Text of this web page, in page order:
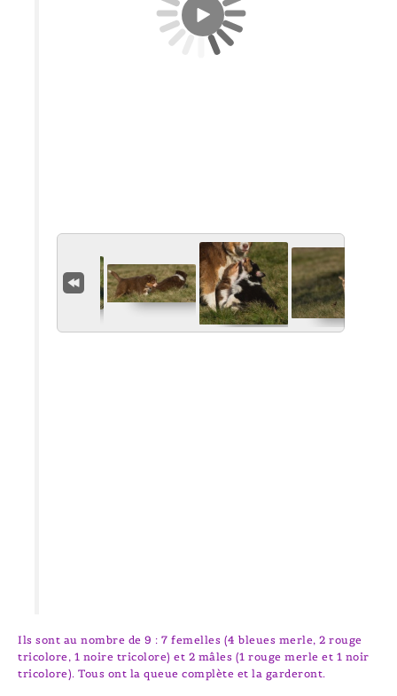
Ils sont au nombre de 9 : 7 femelles (4 bleues merle, 2 rouge
tricolore, 1 noire tricolore) et 2 mâles (1 rouge merle et 1 noir
tricolore). Tous ont la queue complète et la garderont.